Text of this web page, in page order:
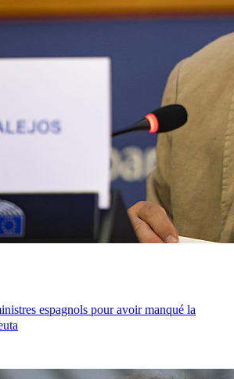
espagnols pour avoir manqué la